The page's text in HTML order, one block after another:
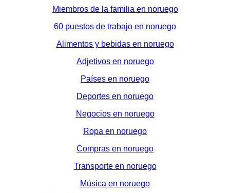
Miembros de la familia en noruego
60 puestos de trabajo en noruego
Alimentos y bebidas en noruego
Adjetivos en noruego
Países en noruego
Deportes en noruego
Negocios en noruego
Ropa en noruego
Compras en noruego
Transporte en noruego
Música en noruego